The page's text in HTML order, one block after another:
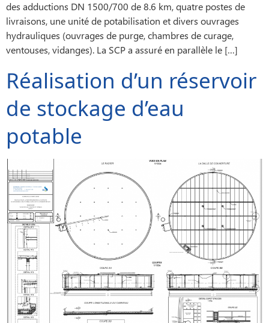
des adductions DN 1500/700 de 8.6 km, quatre postes de
livraisons, une unité de potabilisation et divers ouvrages
hydrauliques (ouvrages de purge, chambres de curage,
ventouses, vidanges). La SCP a assuré en parallèle le […]
Réalisation d’un réservoir
de stockage d’eau
potable